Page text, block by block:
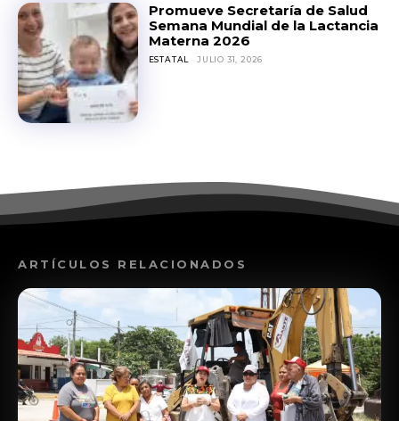
Promueve Secretaría de Salud
Semana Mundial de la Lactancia
Materna 2026
ESTATAL JULIO 31, 2026
ARTÍCULOS RELACIONADOS